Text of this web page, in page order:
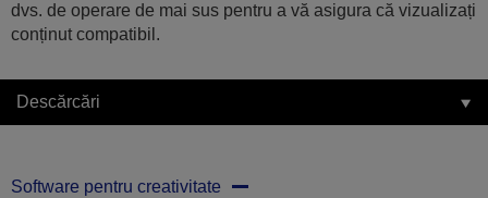
dvs. de operare de mai sus pentru a vă asigura că vizualizați
conținut compatibil.
Descărcări
Software pentru creativitate